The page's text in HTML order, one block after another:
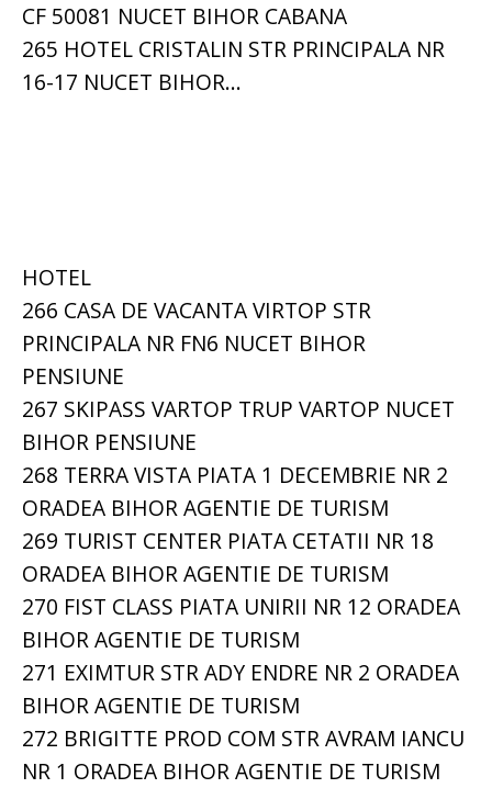
CF 50081 NUCET BIHOR CABANA
265 HOTEL CRISTALIN STR PRINCIPALA NR
16-17 NUCET BIHOR...
HOTEL
266 CASA DE VACANTA VIRTOP STR
PRINCIPALA NR FN6 NUCET BIHOR
PENSIUNE
267 SKIPASS VARTOP TRUP VARTOP NUCET
BIHOR PENSIUNE
268 TERRA VISTA PIATA 1 DECEMBRIE NR 2
ORADEA BIHOR AGENTIE DE TURISM
269 TURIST CENTER PIATA CETATII NR 18
ORADEA BIHOR AGENTIE DE TURISM
270 FIST CLASS PIATA UNIRII NR 12 ORADEA
BIHOR AGENTIE DE TURISM
271 EXIMTUR STR ADY ENDRE NR 2 ORADEA
BIHOR AGENTIE DE TURISM
272 BRIGITTE PROD COM STR AVRAM IANCU
NR 1 ORADEA BIHOR AGENTIE DE TURISM